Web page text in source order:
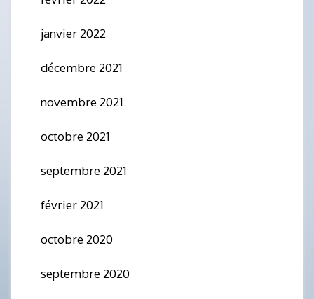
janvier 2022
décembre 2021
novembre 2021
octobre 2021
septembre 2021
février 2021
octobre 2020
septembre 2020